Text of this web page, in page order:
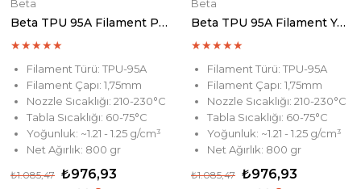
Beta
Beta TPU 95A Filament Purple
★★★★★
Filament Türü: TPU-95A
Filament Çapı: 1,75mm
Nozzle Sıcaklığı: 210-230°C
Tabla Sıcaklığı: 60-75°C
Yoğunluk: ~1.21 - 1.25 g/cm³
Net Ağırlık: 800 gr
₺976,93
₺1.085,47
Beta
Beta TPU 95A Filament Yellow
★★★★★
Filament Türü: TPU-95A
Filament Çapı: 1,75mm
Nozzle Sıcaklığı: 210-230°C
Tabla Sıcaklığı: 60-75°C
Yoğunluk: ~1.21 - 1.25 g/cm³
Net Ağırlık: 800 gr
₺976,93
₺1.085,47